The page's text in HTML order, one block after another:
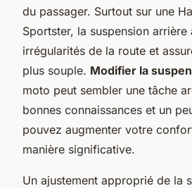
du passager. Surtout sur une
Sportster, la suspension arrière
irrégularités de la route et
plus souple. Modifier la
moto peut sembler une tâche
bonnes connaissances et un
pouvez augmenter votre
manière significative.
Un ajustement approprié de la